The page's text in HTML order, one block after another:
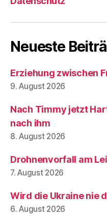
Neueste
Erziehung zwischen
9. August 2026
Nach Timmy jetzt
nach ihm
8. August 2026
Drohnenvorfall am
7. August 2026
Wird die Ukraine nie
6. August 2026